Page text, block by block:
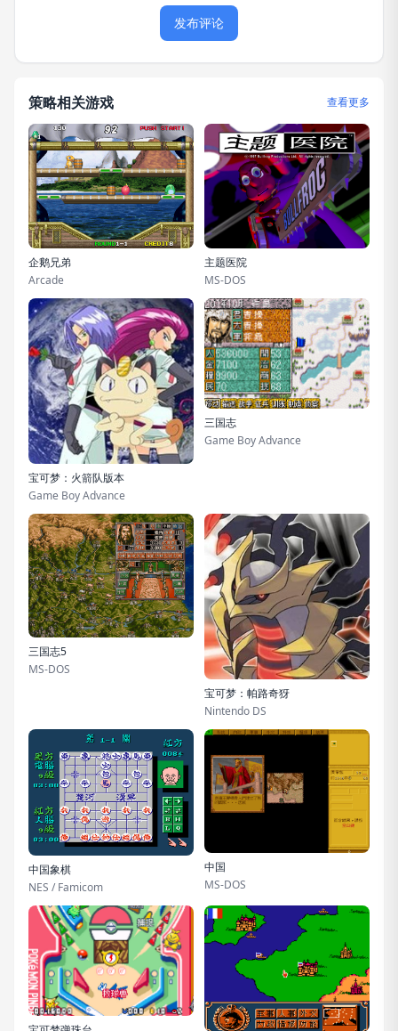
发布评论
策略相关游戏 查看更多
企鹅兄弟
Arcade
主题医院
MS-DOS
宝可梦：火箭队版本
Game Boy Advance
三国志
Game Boy Advance
三国志5
MS-DOS
宝可梦：帕路奇犽
Nintendo DS
中国象棋
NES / Famicom
中国
MS-DOS